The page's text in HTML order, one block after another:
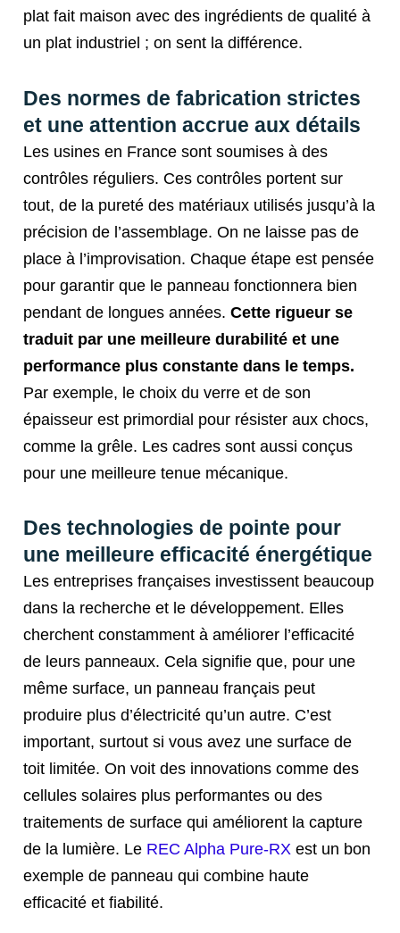
plat fait maison avec des ingrédients de qualité à
un plat industriel ; on sent la différence.
Des normes de fabrication strictes
et une attention accrue aux détails
Les usines en France sont soumises à des
contrôles réguliers. Ces contrôles portent sur
tout, de la pureté des matériaux utilisés jusqu’à la
précision de l’assemblage. On ne laisse pas de
place à l’improvisation. Chaque étape est pensée
pour garantir que le panneau fonctionnera bien
pendant de longues années.Cette rigueur se
traduit par une meilleure durabilité et une
performance plus constante dans le temps.
Par exemple, le choix du verre et de son
épaisseur est primordial pour résister aux chocs,
comme la grêle. Les cadres sont aussi conçus
pour une meilleure tenue mécanique.
Des technologies de pointe pour
une meilleure efficacité énergétique
Les entreprises françaises investissent beaucoup
dans la recherche et le développement. Elles
cherchent constamment à améliorer l’efficacité
de leurs panneaux. Cela signifie que, pour une
même surface, un panneau français peut
produire plus d’électricité qu’un autre. C’est
important, surtout si vous avez une surface de
toit limitée. On voit des innovations comme des
cellules solaires plus performantes ou des
traitements de surface qui améliorent la capture
de la lumière. Le REC Alpha Pure-RX est un bon
exemple de panneau qui combine haute
efficacité et fiabilité.